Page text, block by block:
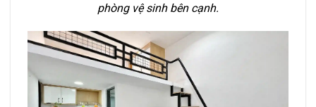
phòng vệ sinh bên cạnh.